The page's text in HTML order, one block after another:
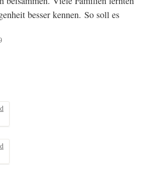
besser kennen. So soll es